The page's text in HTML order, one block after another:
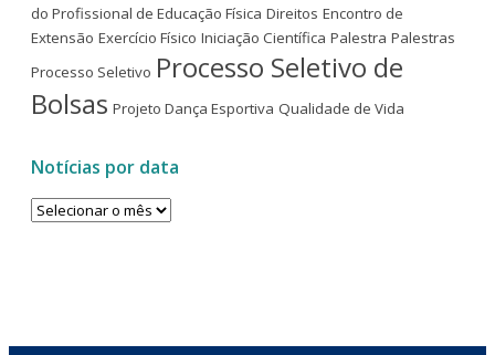
do Profissional de Educação Física Direitos Encontro de
Extensão Exercício Físico Iniciação Científica Palestra Palestras
Processo Seletivo Processo Seletivo de
Bolsas Projeto Dança Esportiva Qualidade de Vida
Notícias por data
Notícias